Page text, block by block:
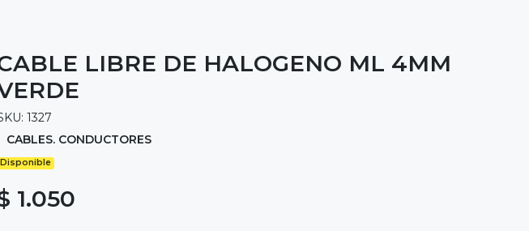
LIBRE DE HALOGENO ML 4MM
1327
CABLES. CONDUCTORES
Disponible
1.050